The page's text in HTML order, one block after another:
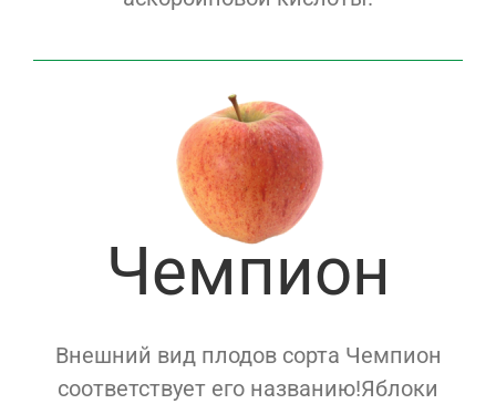
Чемпион
Внешний вид плодов сорта Чемпион
соответствует его названию!Яблоки